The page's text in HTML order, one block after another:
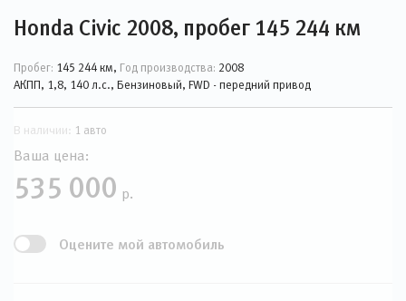
Honda Civic 2008, пробег 145 244 км
Пробег: 145 244 км, Год производства: 2008
АКПП, 1,8, 140 л.с., Бензиновый, FWD - передний привод
В наличии: 1 авто
Ваша цена:
535 000 р.
Оцените мой автомобиль